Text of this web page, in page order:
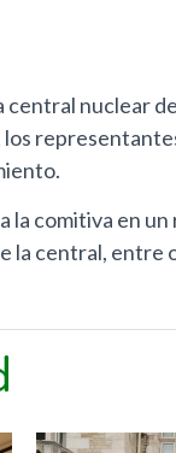
nuclear
comitiva en
la central,